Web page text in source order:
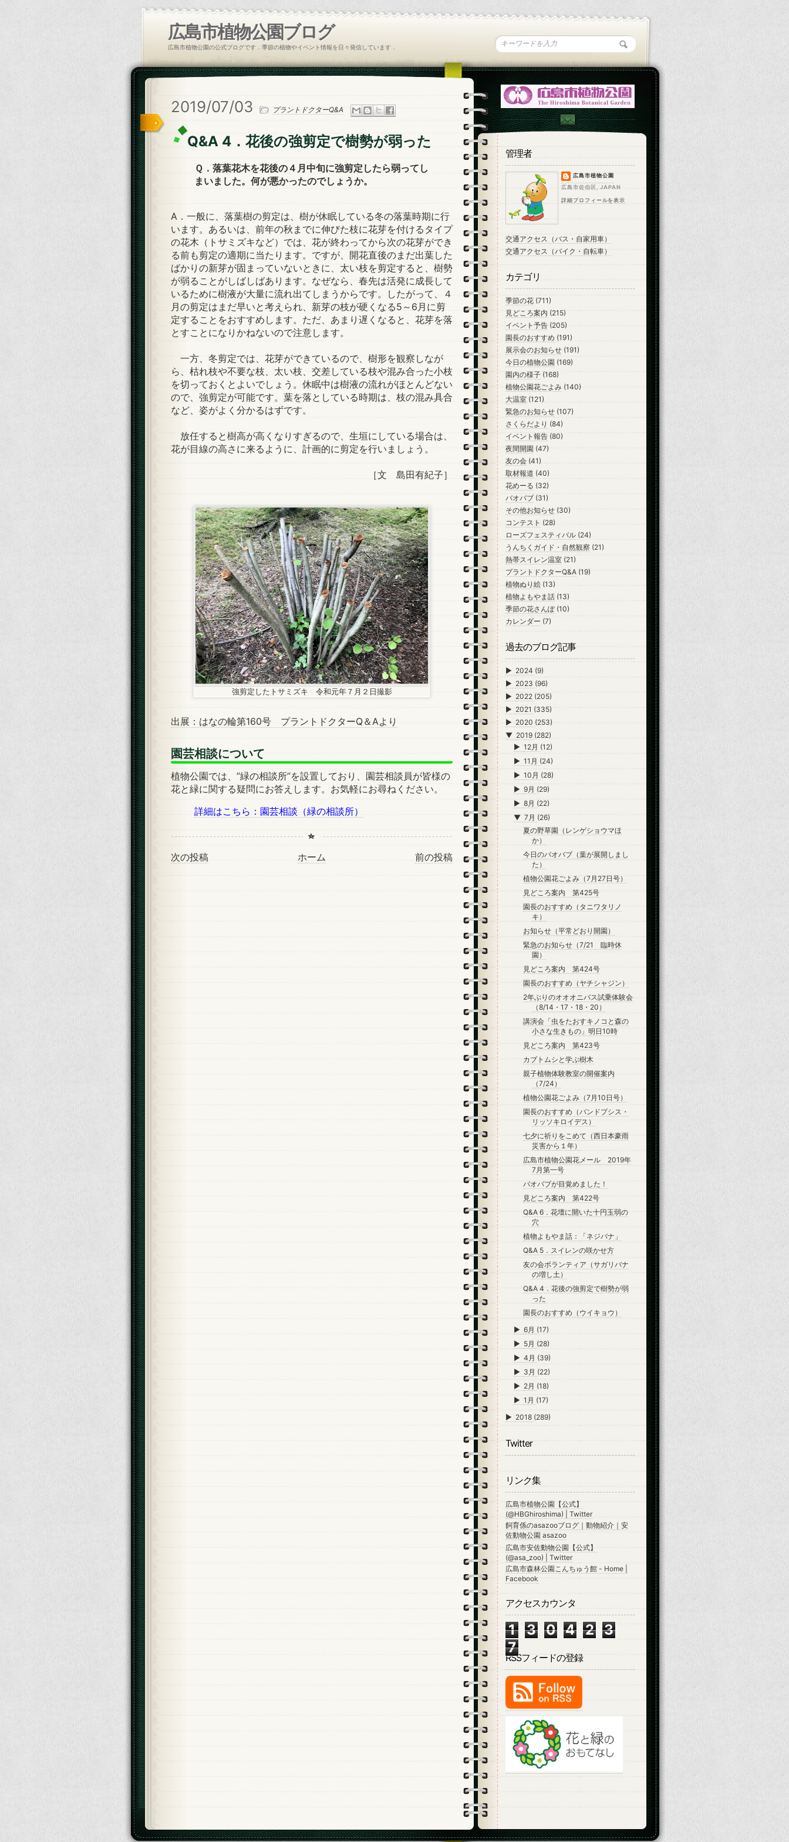
広島市植物公園ブログ
広島市植物公園の公式ブログです．季節の植物やイベント情報を日々発信しています．
2019/07/03 プラントドクターQ&A
Q&A 4．花後の強剪定で樹勢が弱った
Ｑ．落葉花木を花後の４月中旬に強剪定したら弱ってし
まいました。何が悪かったのでしょうか。
A．一般に、落葉樹の剪定は、樹が休眠している冬の落葉時期に行
います。あるいは、前年の秋までに伸びた枝に花芽を付けるタイプ
の花木（トサミズキなど）では、花が終わってから次の花芽ができ
る前も剪定の適期に当たります。ですが、開花直後のまだ出葉した
ばかりの新芽が固まっていないときに、太い枝を剪定すると、樹勢
が弱ることがしばしばあります。なぜなら、春先は活発に成長して
いるために樹液が大量に流れ出てしまうからです。したがって、４
月の剪定はまだ早いと考えられ、新芽の枝が硬くなる5～6月に剪
定することをおすすめします。ただ、あまり遅くなると、花芽を落
とすことになりかねないので注意します。
一方、冬剪定では、花芽ができているので、樹形を観察しなが
ら、枯れ枝や不要な枝、太い枝、交差している枝や混み合った小枝
を切っておくとよいでしょう。休眠中は樹液の流れがほとんどない
ので、強剪定が可能です。葉を落としている時期は、枝の混み具合
など、姿がよく分かるはずです。
放任すると樹高が高くなりすぎるので、生垣にしている場合は、
花が目線の高さに来るように、計画的に剪定を行いましょう。
［文 島田有紀子］
強剪定したトサミズキ 令和元年７月２日撮影
出展：はなの輪第160号 プラントドクターQ＆Aより
園芸相談について
植物公園では、”緑の相談所”を設置しており、園芸相談員が皆様の
花と緑に関する疑問にお答えします。お気軽にお尋ねください。
詳細はこちら：園芸相談（緑の相談所）
次の投稿 前の投稿
ホーム
管理者
広島市植物公園
広島市佐伯区, JAPAN
詳細プロフィールを表示
交通アクセス（バス・自家用車）
交通アクセス（バイク・自転車）
カテゴリ
季節の花 (711)
見どころ案内 (215)
イベント予告 (205)
園長のおすすめ (191)
展示会のお知らせ (191)
今日の植物公園 (169)
園内の様子 (168)
植物公園花ごよみ (140)
大温室 (121)
緊急のお知らせ (107)
さくらだより (84)
イベント報告 (80)
夜間開園 (47)
友の会 (41)
取材報道 (40)
花めーる (32)
バオバブ (31)
その他お知らせ (30)
コンテスト (28)
ローズフェスティバル (24)
うんちくガイド・自然観察 (21)
熱帯スイレン温室 (21)
プラントドクターQ&A (19)
植物ぬり絵 (13)
植物よもやま話 (13)
季節の花さんぽ (10)
カレンダー (7)
過去のブログ記事
► 2024 (9)
► 2023 (96)
► 2022 (205)
► 2021 (335)
► 2020 (253)
▼ 2019 (282)
►12月 (12)
►11月 (24)
►10月 (28)
►9月 (29)
►8月 (22)
▼7月 (26)
夏の野草園（レンゲショウマほ
か）
今日のバオバブ（葉が展開しまし
た）
植物公園花ごよみ（7月27日号）
見どころ案内 第425号
園長のおすすめ（タニワタリノ
キ）
お知らせ（平常どおり開園）
緊急のお知らせ（7/21 臨時休
園）
見どころ案内 第424号
園長のおすすめ（ヤチシャジン）
2年ぶりのオオオニバス試乗体験会
（8/14・17・18・20）
講演会「虫をたおすキノコと森の
小さな生きもの」明日10時
見どころ案内 第423号
カブトムシと学ぶ樹木
親子植物体験教室の開催案内
（7/24）
植物公園花ごよみ（7月10日号）
園長のおすすめ（バンドプシス・
リッソキロイデス）
七夕に祈りをこめて（西日本豪雨
災害から１年）
広島市植物公園花メール 2019年
7月第一号
バオバブが目覚めました！
見どころ案内 第422号
Q&A 6．花壇に開いた十円玉弱の
穴
植物よもやま話：「ネジバナ」
Q&A 5．スイレンの咲かせ方
友の会ボランティア（サガリバナ
の増し土）
Q&A 4．花後の強剪定で樹勢が弱
った
園長のおすすめ（ウイキョウ）
►6月 (17)
► 5月 (28)
►4月 (39)
► 3月 (22)
► 2月 (18)
►1月 (17)
► 2018 (289)
Twitter
リンク集
広島市植物公園【公式】
(@HBGhiroshima) | Twitter
飼育係のasazooブログ｜動物紹介｜安
佐動物公園 asazoo
広島市安佐動物公園【公式】
(@asa_zoo) | Twitter
広島市森林公園こんちゅう館 - Home |
Facebook
アクセスカウンタ
1 3 0 4 2
3
7
RSSフィードの登録